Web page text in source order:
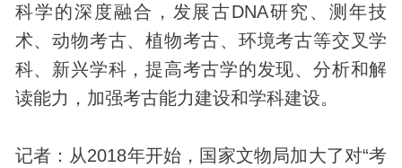
科学的深度融合，发展古DNA研究、测年技
术、动物考古、植物考古、环境考古等交叉学
科、新兴学科，提高考古学的发现、分析和解
读能力，加强考古能力建设和学科建设。
记者：从2018年开始，国家文物局加大了对“考